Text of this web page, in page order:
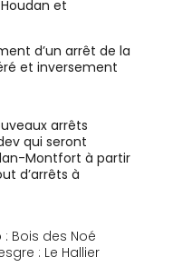
et
d’un arrêt de la
et inversement
arrêts
qui seront
Montfort à partir
d’arrêts à
Bois des Noé
: Le Hallier